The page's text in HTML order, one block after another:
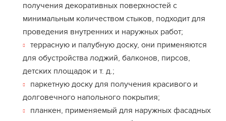
получения декоративных поверхностей с
минимальным количеством стыков, подходит для
проведения внутренних и наружных работ;
террасную и палубную доску, они применяются
для обустройства лоджий, балконов, пирсов,
детских площадок и т. д.;
паркетную доску для получения красивого и
долговечного напольного покрытия;
планкен, применяемый для наружных фасадных